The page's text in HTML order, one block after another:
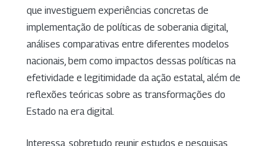
que investiguem experiências concretas de
implementação de políticas de soberania digital,
análises comparativas entre diferentes modelos
nacionais, bem como impactos dessas políticas na
efetividade e legitimidade da ação estatal, além de
reflexões teóricas sobre as transformações do
Estado na era digital.
Interessa, sobretudo, reunir estudos e pesquisas